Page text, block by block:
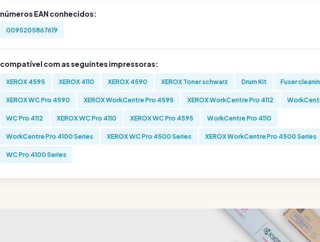
números EAN conhecidos:
0095205867619
compatível com as seguintes impressoras:
XEROX 4595 XEROX 4110 XEROX 4590 XEROX Toner schwarz Drum Kit Fuser
XEROX WC Pro 4590 XEROX WorkCentre Pro 4595 XEROX WorkCentre Pro 4112
WC Pro 4112 XEROX WC Pro 4110 XEROX WC Pro 4595 WorkCentre Pro 4110
WorkCentre Pro 4100 Series XEROX WC Pro 4500 Series XEROX WorkCentre Pro 4500 Series
WC Pro 4100 Series